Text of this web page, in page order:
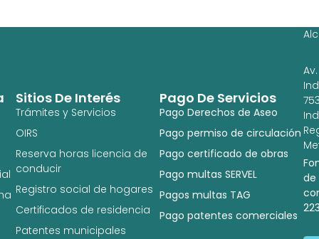
Pago De Servicios
Pago Derechos de Aseo
Pago permiso de circulación
Pago certificado de obras
Pago multas SERVEL
Pagos multas TAG
Pago patentes comerciales
Sitios De Interés
Trámites y Servicios
OIRS
Reserva horas licencia de
conducir
Registro social de hogares
Certificados de residencia
Patentes municipales
Av.
de